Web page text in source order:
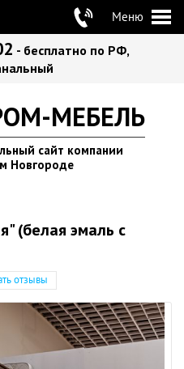
Меню
- бесплатно по РФ,
МЕБЕЛЬ
сайт компании
Новгороде
(белая эмаль с
отзывы